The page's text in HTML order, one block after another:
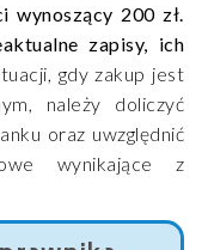
wynoszący 200 zł.
zapisy, ich
gdy zakup jest
należy doliczyć
oraz uwzględnić
wynikające z